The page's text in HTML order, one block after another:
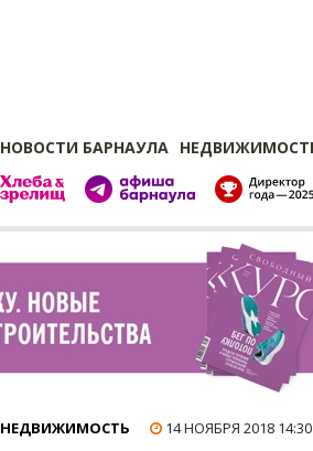
НОВОСТИ БАРНАУЛА
НЕДВИЖИМОСТЬ 14 НОЯБРЯ 2018 14:30